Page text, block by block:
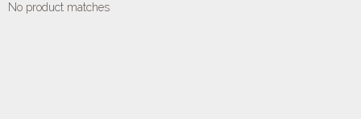
No product matches